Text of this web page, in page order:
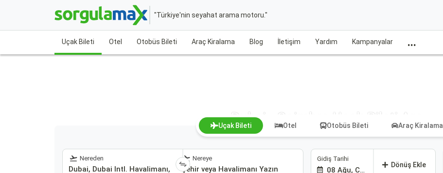
"Türkiye'nin seyahat arama motoru."
Uçak Bileti Otel Otobüs Bileti Araç Kiralama Blog İletişim Yardım Kampanyalar ...
Dubai - Coimbra Uçak Bileti Ara
Uçak Bileti Otel Otobüs Bileti Araç Kiralama
Nereden Nereye Gidiş Tarihi
08 Ağu, Cmt
Dönüş Ekle